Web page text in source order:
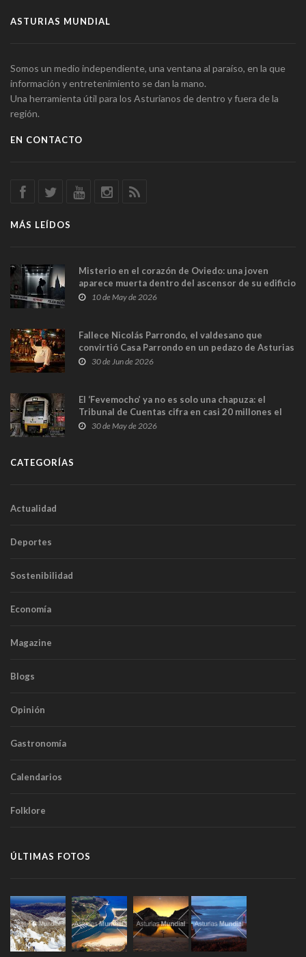
ASTURIAS MUNDIAL
Somos un medio independiente, una ventana al paraíso, en la que
información y entretenimiento se dan la mano.
Una herramienta útil para los Asturianos de dentro y fuera de la
región.
EN CONTACTO
MÁS LEÍDOS
Misterio en el corazón de Oviedo: una joven
aparece muerta dentro del ascensor de su edificio
y las cámaras captan sus últimos minutos
10 de May de 2026
Fallece Nicolás Parrondo, el valdesano que
convirtió Casa Parrondo en un pedazo de Asturias
en Madrid
30 de Jun de 2026
El ‘Fevemocho’ ya no es solo una chapuza: el
Tribunal de Cuentas cifra en casi 20 millones el
sobrecoste de los trenes que no cabían por los
30 de May de 2026
CATEGORÍAS
Actualidad
Deportes
Sostenibilidad
Economía
Magazine
Blogs
Opinión
Gastronomía
Calendarios
Folklore
ÚLTIMAS FOTOS